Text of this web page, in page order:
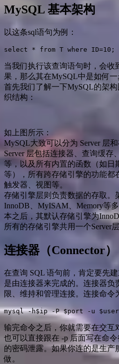
MySQL 基本架构
以这条sql语句为例：
select * from T where ID=10;
当我们执行该查询语句时，会收
果，那么其在MySQL中是如何一
首先我们了解一下MySQL的架
织结构：
如上图所示：
MySQL大致可以分为 Server 层
Server 层包括连接器、查询缓存
等，以及所有内置的函数（如日
等），所有跨存储引擎的功能都
触发器、视图等。
存储引擎层则负责数据的存取。
InnoDB、MyISAM、Memory等
本之后，其默认存储引擎为
所有的存储引擎共用一个Server层
连接器（Connector）
在查询 SQL 语句前，肯定要先
是由连接器来完成的。连接器负
限、维持和管理连接。连接命令
输完命令之后，你就需要在交互
也可以直接跟在 -p 后面写在命
的密码泄露。如果你连的是生产
做。